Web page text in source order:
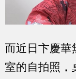
而近日卞慶華
室的自拍照，